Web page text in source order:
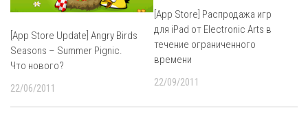
[App Store Update] Angry Birds
Seasons – Summer Pignic.
Что нового?
22/06/2011
[App Store] Распродажа игр
для iPad от Electronic Arts в
течение ограниченного
времени
22/09/2011